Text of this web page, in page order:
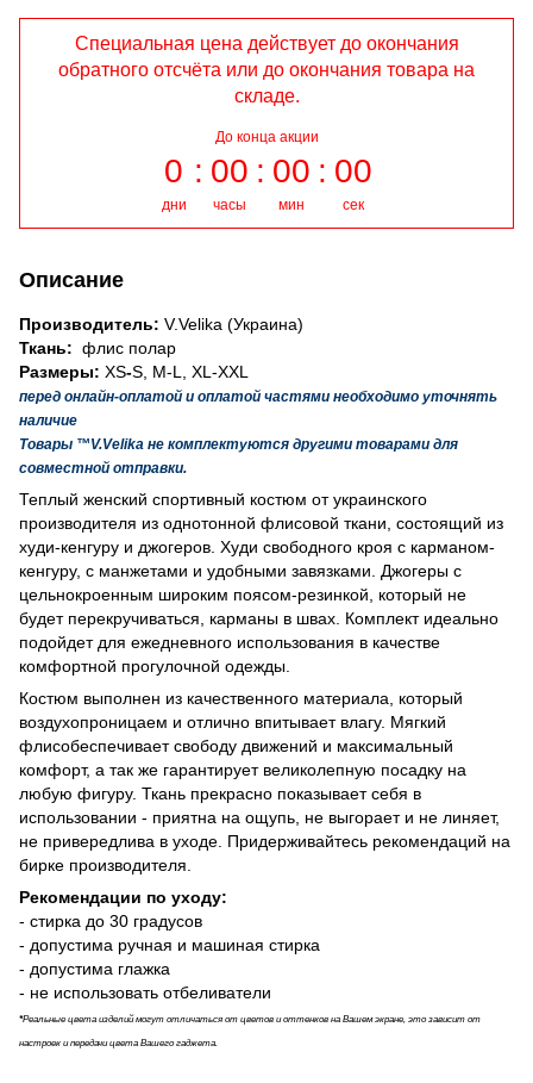
Специальная цена действует до окончания
обратного отсчёта или до окончания товара на
складе.
До конца акции
0
дни
00
часы
00
мин
00
сек
Описание
Производитель: V.Velika (Украина)
Ткань: флис полар
Размеры: XS-S, M-L, XL-XXL
перед онлайн-оплатой и оплатой частями необходимо уточнять
наличие
Товары ™V.Velika не комплектуются другими товарами для
совместной отправки.
Теплый женский спортивный костюм от украинского
производителя из однотонной флисовой ткани, состоящий из
худи-кенгуру и джогеров. Худи свободного кроя с карманом-
кенгуру, с манжетами и удобными завязками. Джогеры с
цельнокроенным широким поясом-резинкой, который не
будет перекручиваться, карманы в швах. Комплект идеально
подойдет для ежедневного использования в качестве
комфортной прогулочной одежды.
Костюм выполнен из качественного материала, который
воздухопроницаем и отлично впитывает влагу. Мягкий
флисобеспечивает свободу движений и максимальный
комфорт, а так же гарантирует великолепную посадку на
любую фигуру. Ткань прекрасно показывает себя в
использовании - приятна на ощупь, не выгорает и не линяет,
не привередлива в уходе. Придерживайтесь рекомендаций на
бирке производителя.
Рекомендации по уходу:
- стирка до 30 градусов
- допустима ручная и машиная стирка
- допустима глажка
- не использовать отбеливатели
*Реальные цвета изделий могут отличаться от цветов и оттенков на Вашем экране, это зависит от
настроек и передачи цвета Вашего гаджета.